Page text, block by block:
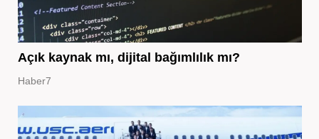
Açık kaynak mı, dijital bağımlılık mı?
Haber7